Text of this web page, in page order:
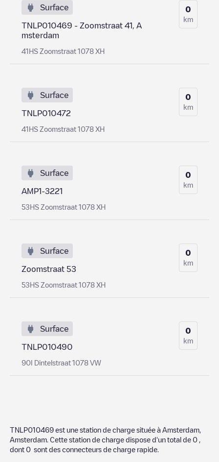
Surface
TNLP010469 - Zoomstraat 41, A
msterdam
41HS Zoomstraat 1078 XH
0
km
Surface
TNLP010472
41HS Zoomstraat 1078 XH
0
km
Surface
AMP1-3221
53HS Zoomstraat 1078 XH
0
km
Surface
Zoomstraat 53
53HS Zoomstraat 1078 XH
0
km
Surface
TNLP010490
90I Dintelstraat 1078 VW
0
km
TNLP010469 est une station de charge située à Amsterdam
Amsterdam . Cette station de charge dispose d'un total de 0
dont 0 sont des connecteurs de charge rapide.